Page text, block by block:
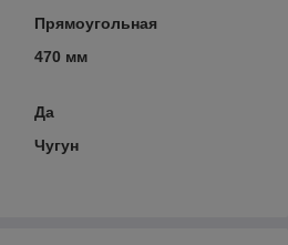
Прямоугольная
470 мм
Да
Чугун